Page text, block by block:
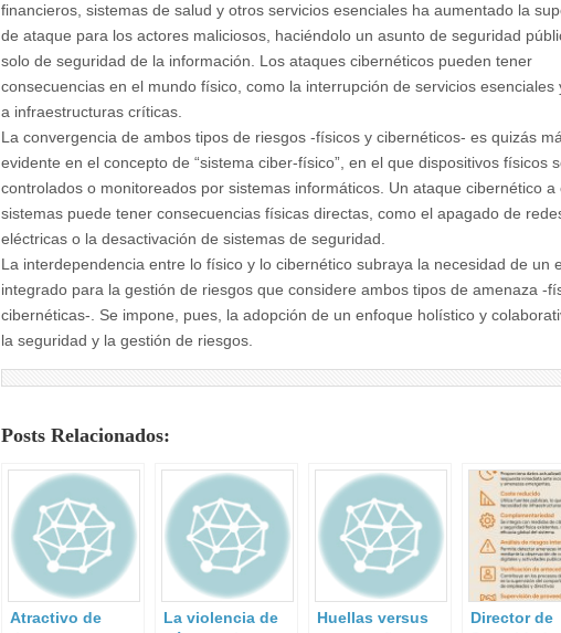
financieros, sistemas de salud y otros servicios esenciales ha aumentado la
de ataque para los actores maliciosos, haciéndolo un asunto de seguridad
solo de seguridad de la información. Los ataques cibernéticos pueden tener
consecuencias en el mundo físico, como la interrupción de servicios esenciales
a infraestructuras críticas.
La convergencia de ambos tipos de riesgos -físicos y cibernéticos- es quizás
evidente en el concepto de “sistema ciber-físico”, en el que dispositivos físicos
controlados o monitoreados por sistemas informáticos. Un ataque cibernético a
sistemas puede tener consecuencias físicas directas, como el apagado de
eléctricas o la desactivación de sistemas de seguridad.
La interdependencia entre lo físico y lo cibernético subraya la necesidad de un
integrado para la gestión de riesgos que considere ambos tipos de amenaza -
cibernéticas-. Se impone, pues, la adopción de un enfoque holístico y
la seguridad y la gestión de riesgos.
Posts Relacionados:
Atractivo de
La violencia de
Huellas versus
Director de